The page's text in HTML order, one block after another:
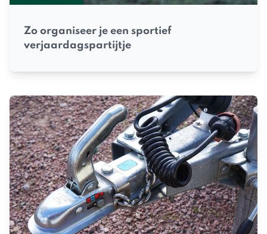
Zo organiseer je een sportief
verjaardagspartijtje